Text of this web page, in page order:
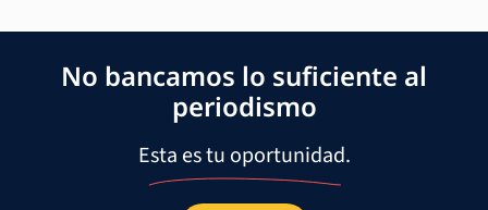
No bancamos lo suficiente al
periodismo
Esta es tu oportunidad.